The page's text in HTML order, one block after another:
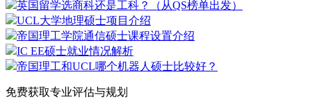
英国留学选商科还是工科？（从QS榜单出发）
UCL大学地理硕士项目介绍
帝国理工学院通信硕士课程设置介绍
IC EE硕士就业情况解析
帝国理工和UCL哪个机器人硕士比较好？
免费获取专业评估与规划